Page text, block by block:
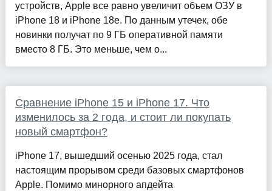
устройств, Apple все равно увеличит объем ОЗУ в
iPhone 18 и iPhone 18e. По данным утечек, обе
новинки получат по 9 ГБ оперативной памяти
вместо 8 ГБ. Это меньше, чем о...
Сравнение iPhone 15 и iPhone 17. Что
изменилось за 2 года, и стоит ли покупать
новый смартфон?
iPhone 17, вышедший осенью 2025 года, стал
настоящим прорывом среди базовых смартфонов
Apple. Помимо минорного апдейта